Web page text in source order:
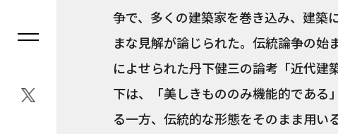
争で、多くの建築家を巻き込み、建築
まな見解が論じられた。伝統論争の始
によせられた丹下健三の論考「近代建
下は、「美しきもののみ機能的である
る一方、伝統的な形態をそのまま用い